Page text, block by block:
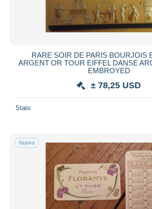
RARE SOIR DE PARIS BOURJOIS
ARGENT OR TOUR EIFFEL DANSE
EMBROYED
± 78,25 USD
Stato
Nuovo